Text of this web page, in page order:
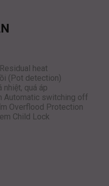
heat
(Pot detection)
quá áp
switching off
Overflood Protection
Child Lock